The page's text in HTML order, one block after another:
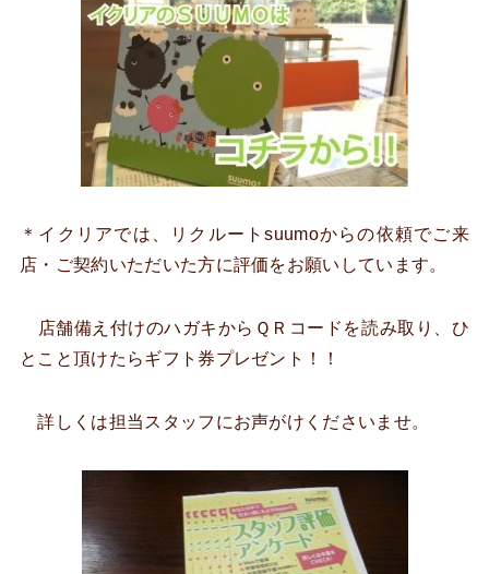
＊イクリアでは、リクルートsuumoからの依頼でご来
店・ご契約いただいた方に評価をお願いしています。
店舗備え付けのハガキからＱＲコードを読み取り、ひ
とこと頂けたらギフト券プレゼント！！
詳しくは担当スタッフにお声がけくださいませ。